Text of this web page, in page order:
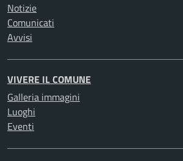
Notizie
Comunicati
Avvisi
VIVERE IL COMUNE
Galleria immagini
Luoghi
Eventi